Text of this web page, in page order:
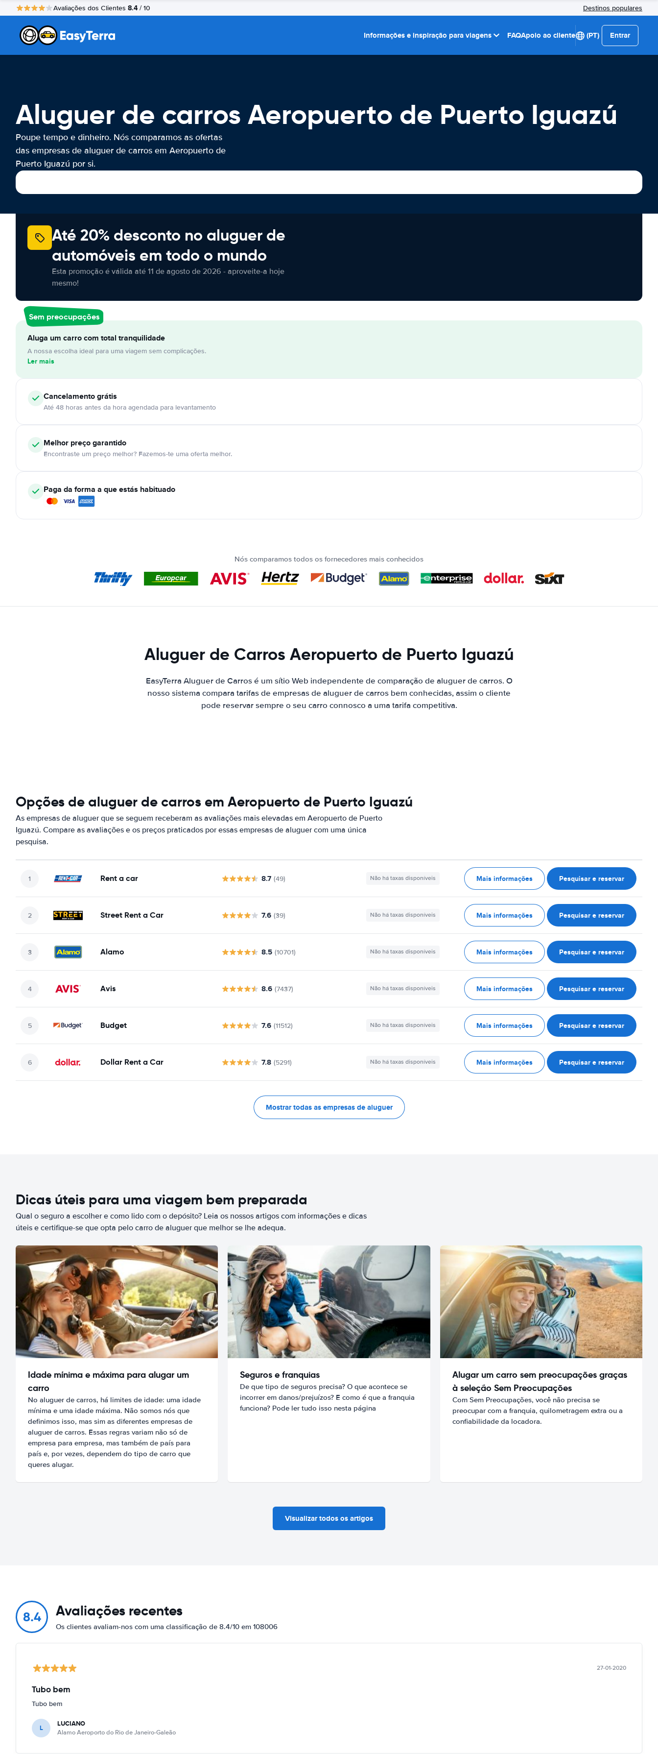
Avaliações dos Clientes 8.4 / 10 Destinos populares
Informações e inspiração para viagens FAQApoio ao cliente (PT) Entrar
Aluguer de carros Aeropuerto de Puerto Iguazú
Poupe tempo e dinheiro. Nós comparamos as ofertas
das empresas de aluguer de carros em Aeropuerto de
Puerto Iguazú por si.
Até 20% desconto no aluguer de
automóveis em todo o mundo
Esta promoção é válida até 11 de agosto de 2026 - aproveite-a hoje
mesmo!
Sem preocupações
Aluga um carro com total tranquilidade
A nossa escolha ideal para uma viagem sem complicações.
Ler mais
Cancelamentográtis
Até 48 horas antes da hora agendada para levantamento
Melhor preço garantido
Encontraste um preço melhor? Fazemos-te uma oferta melhor.
Paga da forma a que estás habituado
Nós comparamos todos os fornecedores mais conhecidos
Aluguer de Carros Aeropuerto de Puerto Iguazú
EasyTerra Aluguer de Carros é um sítio Web independente de comparação de aluguer de carros. O
nosso sistema compara tarifas de empresas de aluguer de carros bem conhecidas, assim o cliente
pode reservar sempre o seu carro connosco a uma tarifa competitiva.
Opções de aluguer de carros em Aeropuerto de Puerto Iguazú
As empresas de aluguer que se seguem receberam as avaliações mais elevadas em Aeropuerto de Puerto
Iguazú. Compare as avaliações e os preços praticados por essas empresas de aluguer com uma única
pesquisa.
Rent a car 8.7 (49) Não há taxas disponíveis Mais informações Pesquisar e reservar
Street Rent a Car 7.6 (39) Não há taxas disponíveis Mais informações Pesquisar e reservar
Alamo 8.5 (10701) Não há taxas disponíveis Mais informações Pesquisar e reservar
Avis 8.6 (7437) Não há taxas disponíveis Mais informações Pesquisar e reservar
Budget 7.6 (11512) Não há taxas disponíveis Mais informações Pesquisar e reservar
Dollar Rent a Car 7.8 (5291) Não há taxas disponíveis Mais informações Pesquisar e reservar
Mostrar todas as empresas de aluguer
Dicas úteis para uma viagem bem preparada
Qual o seguro a escolher e como lido com o depósito? Leia os nossos artigos com informações e dicas
úteis e certifique-se que opta pelo carro de aluguer que melhor se lhe adequa.
Idade mínima e máxima para alugar um
carro
No aluguer de carros, há limites de idade: uma idade
mínima e uma idade máxima. Não somos nós que
definimos isso, mas sim as diferentes empresas de
aluguer de carros. Essas regras variam não só de
empresa para empresa, mas também de país para
país e, por vezes, dependem do tipo de carro que
queres alugar.
Seguros e franquias
De que tipo de seguros precisa? O que acontece se
incorrer em danos/prejuízos? E como é que a franquia
funciona? Pode ler tudo isso nesta página
Alugar um carro sem preocupações graças
à seleção Sem Preocupações
Com Sem Preocupações, você não precisa se
preocupar com a franquia, quilometragem extra ou a
confiabilidade da locadora.
Visualizar todos os artigos
8.4 Avaliações recentes
Os clientes avaliam-nos com uma classificação de 8.4/10 em 108006
27-01-2020
Tubo bem
Tubo bem
L LUCIANO
Alamo Aeroporto do Rio de Janeiro-Galeão